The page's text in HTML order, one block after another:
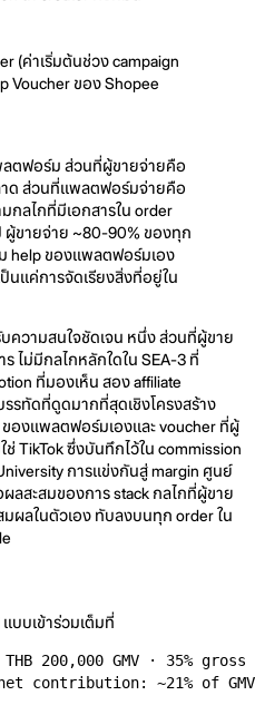
(ค่าเริ่มต้นช่วง campaign
Voucher ของ Shopee
ตฟอร์ม ส่วนที่ผู้ขายจ่ายคือ
ด ส่วนที่แพลตฟอร์มจ่ายคือ
ลไกที่มีเอกสารใน order
ผู้ขายจ่าย ~80-90% ของทุก
help ของแพลตฟอร์มเอง
นแค่การจัดเรียงสิ่งที่อยู่ใน
ความสนใจชัดเจน หนึ่ง ส่วนที่ผู้ขาย
ไม่มีกลไกหลักใดใน SEA-3 ที่
ที่มองเห็น สอง affiliate
รรทัดที่ดูดมากที่สุดเชิงโครงสร้าง
องแพลตฟอร์มเองและ voucher ที่ผู้
TikTok ซึ่งบันทึกไว้ใน commission
การแข่งกันสู่ margin ศูนย์
ลสะสมของการ stack กลไกที่ผู้ขาย
ผลในตัวเอง ทับลงบนทุก order ใน
แบบเข้าร่วมเต็มที่
200,000 GMV · 35%
contribution: ~21% of GMV